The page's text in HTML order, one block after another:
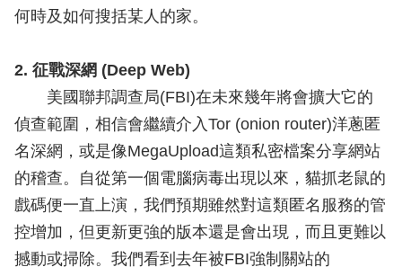
何時及如何搜括某人的家。
2. 征戰深網 (Deep Web)
美國聯邦調查局(FBI)在未來幾年將會擴大它的
偵查範圍，相信會繼續介入Tor (onion router)洋蔥匿
名深網，或是像MegaUpload這類私密檔案分享網站
的稽查。自從第一個電腦病毒出現以來，貓抓老鼠的
戲碼便一直上演，我們預期雖然對這類匿名服務的管
控增加，但更新更強的版本還是會出現，而且更難以
撼動或掃除。我們看到去年被FBI強制關站的